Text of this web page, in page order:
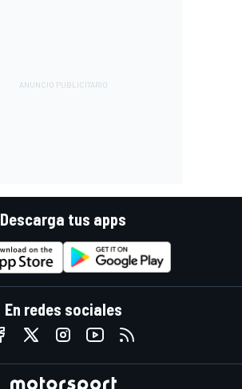
Descarga tus apps
En redes sociales